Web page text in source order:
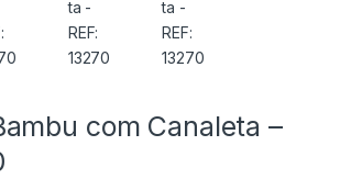
com Canaleta –